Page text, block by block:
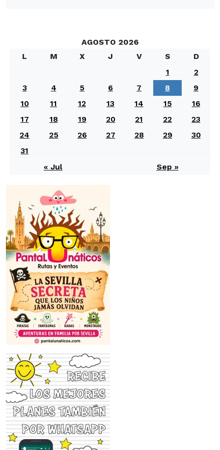
AGOSTO 2026
L
M X J V S
D
1
2
3
4 5 6 7 8
9
10
11 12 13 14 15
16
17
18 19 20 21 22
23
24
25 26 27 28 29
30
31
« Jul
Sep »